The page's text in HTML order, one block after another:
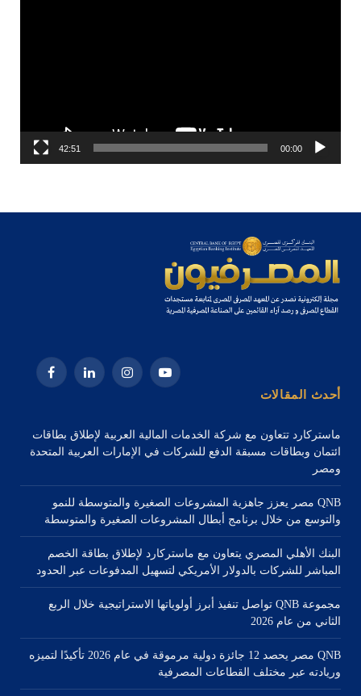
00:00
42:51
يوتيوب الانستغراملينكدإن فيسبوك
أحدث المقالات
ماستركارد تتعاون مع شركة الخدمات المالية العربية لإطلاق بطاقات
ائتمان وبطاقات مسبقة الدفع للشركات في الإمارات العربية المتحدة
ومصر
QNB مصر يعزز جاهزية المشروعات الصغيرة والمتوسطة للنمو
والتوسع من خلال برنامج أبطال المشروعات الصغيرة والمتوسطة
البنك الأهلي المصري يتعاون مع ماستركارد لإطلاق بطاقة الخصم
المباشر للشركات بالدولار الأمريكي لتسهيل المدفوعات عبر الحدود
مجموعة QNB تواصل تنفيذ أبرز أولوياتها الاستراتيجية خلال الربع
الثاني من عام 2026
QNB مصر يحصد 12 جائزة دولية مرموقة في عام 2026 تأكيدًا لتميزه
وريادته عبر مختلف القطاعات المصرفية